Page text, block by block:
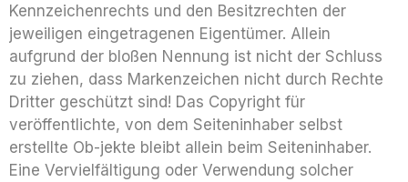
Kennzeichenrechts und den Besitzrechten der
jeweiligen eingetragenen Eigentümer. Allein
aufgrund der bloßen Nennung ist nicht der Schluss
zu ziehen, dass Markenzeichen nicht durch Rechte
Dritter geschützt sind! Das Copyright für
veröffentlichte, von dem Seiteninhaber selbst
erstellte Ob-jekte bleibt allein beim Seiteninhaber.
Eine Vervielfältigung oder Verwendung solcher